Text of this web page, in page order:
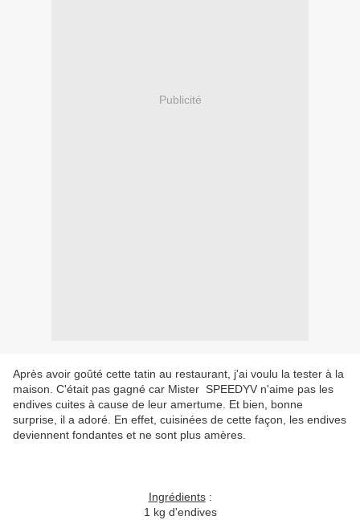
Publicité
Après avoir goûté cette tatin au restaurant, j'ai voulu la tester à la
maison. C'était pas gagné car Mister SPEEDYV n'aime pas les
endives cuites à cause de leur amertume. Et bien, bonne
surprise, il a adoré. En effet, cuisinées de cette façon, les endives
deviennent fondantes et ne sont plus amères.
Ingrédients:
1 kg d'endives